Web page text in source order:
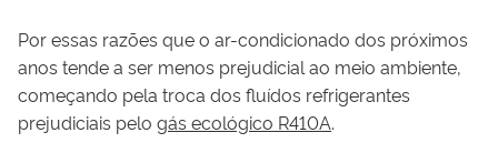
Por essas razões que o ar-condicionado dos próximos
anos tende a ser menos prejudicial ao meio ambiente,
começando pela troca dos fluídos refrigerantes
prejudiciais pelo gás ecológico R410A.